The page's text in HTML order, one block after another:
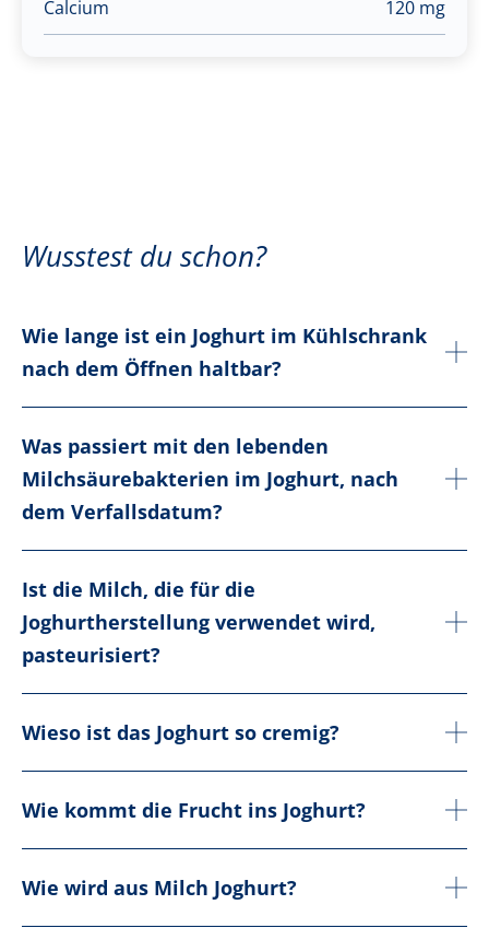
Calcium 120 mg
Wusstest du schon?
Wie lange ist ein Joghurt im Kühlschrank
nach dem Öffnen haltbar?
Was passiert mit den lebenden
Milchsäurebakterien im Joghurt, nach
dem Verfallsdatum?
Ist die Milch, die für die
Joghurtherstellung verwendet wird,
pasteurisiert?
Wieso ist das Joghurt so cremig?
Wie kommt die Frucht ins Joghurt?
Wie wird aus Milch Joghurt?